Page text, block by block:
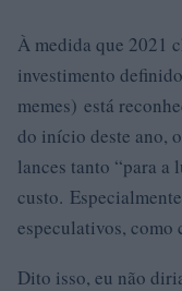
À medida que 2021
investimento
memes) está
do início deste ano,
lances tanto “para a
custo.
especulativos, como
Dito isso, eu não